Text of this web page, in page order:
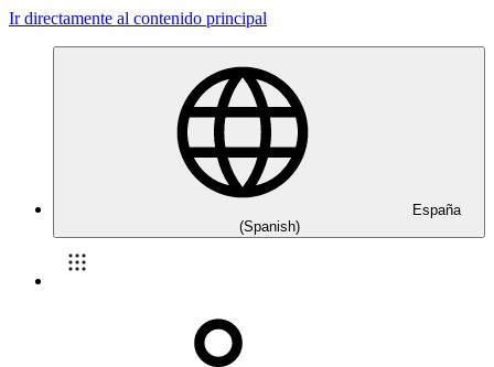
Ir directamente al contenido principal
España
(Spanish)